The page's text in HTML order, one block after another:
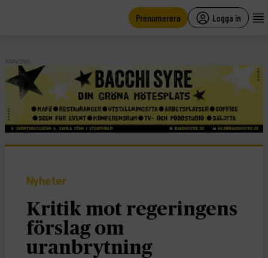
Prenumerera Logga in
ANNONS
Nyheter
Kritik mot regeringens
förslag om
uranbrytning